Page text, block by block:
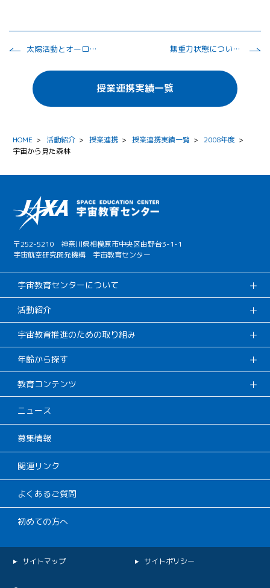
太陽活動とオーロラについて 無重力状態について学ぶ
授業連携実績一覧
HOME > 活動紹介 > 授業連携 > 授業連携実績一覧 > 2008年度 >
宇宙から見た森林
〒252-5210 神奈川県相模原市中央区由野台3-1-1
宇宙航空研究開発機構 宇宙教育センター
宇宙教育センターについて
活動紹介
宇宙教育推進のための取り組み
年齢から探す
教育コンテンツ
ニュース
募集情報
関連リンク
よくあるご質問
初めての方へ
サイトマップ サイトポリシー